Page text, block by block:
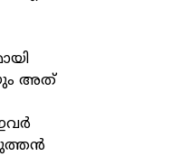
അത്